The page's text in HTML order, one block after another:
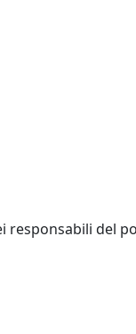
responsabili del